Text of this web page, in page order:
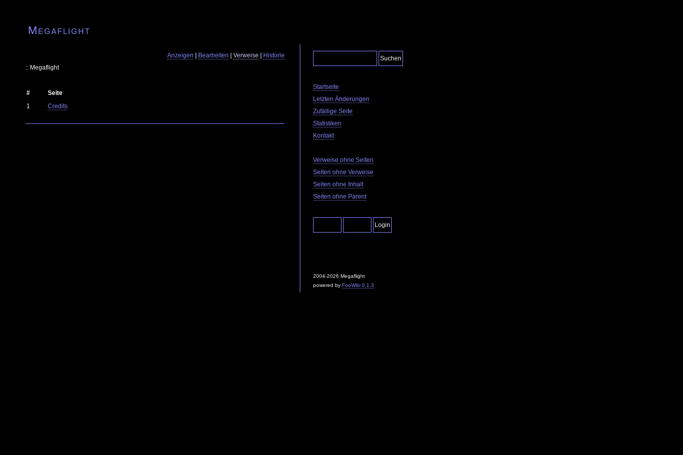
Megaflight
Anzeigen Bearbeiten Verweise
Historie
:: Megaflight
#
Seite
1
Credits
Startseite
Letzten Änderungen
Zufällige Seite
Statistiken
Kontakt
Verweise ohne Seiten
Seiten ohne Verweise
Seiten ohne Inhalt
Seiten ohne Parent
2004-2026 Megaflight
powered by FooWiki 0.1.3